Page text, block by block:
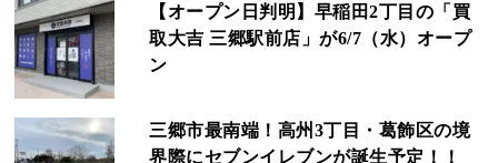
【オープン日判明】早稲田2丁目の「買
取大吉 三郷駅前店」が6/7（水）オープ
ン
三郷市最南端！高州3丁目・葛飾区の境
界際にセブンイレブンが誕生予定！！